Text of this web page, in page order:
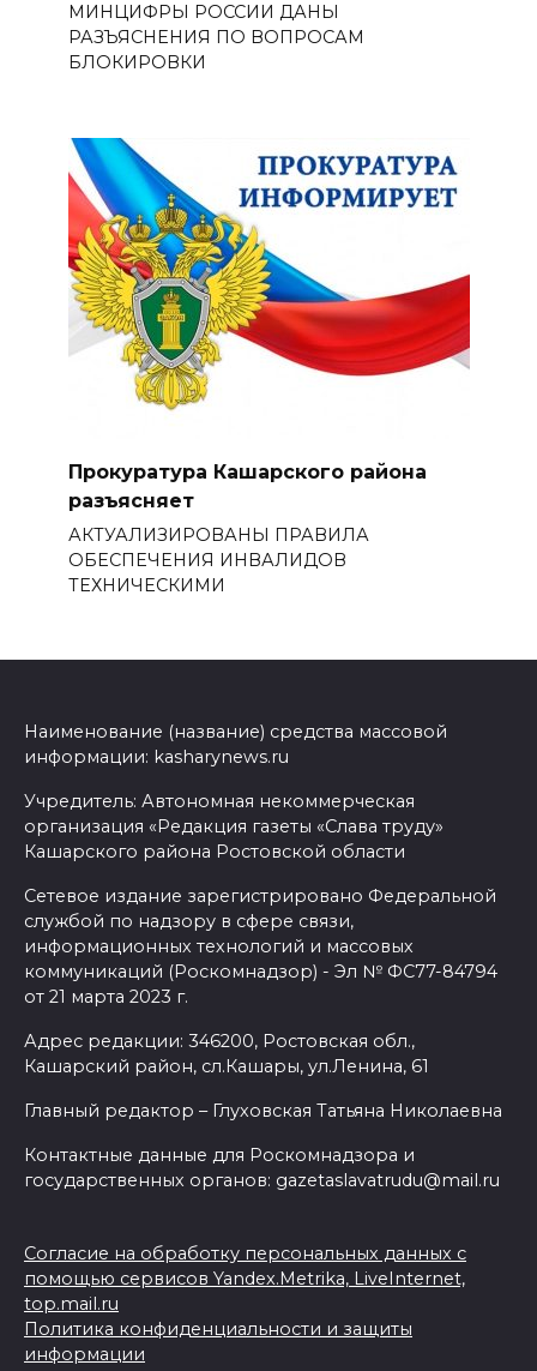
МИНЦИФРЫ РОССИИ ДАНЫ
РАЗЪЯСНЕНИЯ ПО ВОПРОСАМ
БЛОКИРОВКИ
Прокуратура Кашарского района
разъясняет
АКТУАЛИЗИРОВАНЫ ПРАВИЛА
ОБЕСПЕЧЕНИЯ ИНВАЛИДОВ
ТЕХНИЧЕСКИМИ
Наименование (название) средства массовой
информации: kasharynews.ru
Учредитель: Автономная некоммерческая
организация «Редакция газеты «Слава труду»
Кашарского района Ростовской области
Сетевое издание зарегистрировано Федеральной
службой по надзору в сфере связи,
информационных технологий и массовых
коммуникаций (Роскомнадзор) - Эл № ФС77-84794
от 21 марта 2023 г.
Адрес редакции: 346200, Ростовская обл.,
Кашарский район, сл.Кашары, ул.Ленина, 61
Главный редактор – Глуховская Татьяна Николаевна
Контактные данные для Роскомнадзора и
государственных органов: gazetaslavatrudu@mail.ru
Согласие на обработку персональных данных с
помощью сервисов Yandex.Metrika, LiveInternet,
top.mail.ru
Политика конфиденциальности и защиты
информации